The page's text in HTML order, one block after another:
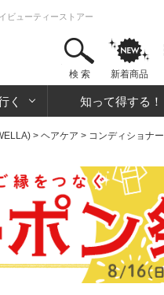
ビューティーストアー
検 索 新着商品
く 知って得する！
> ヘアケア > コンディショナー